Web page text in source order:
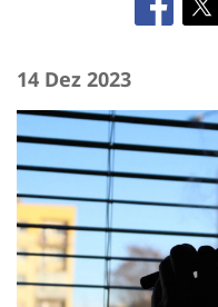
14 Dez 2023